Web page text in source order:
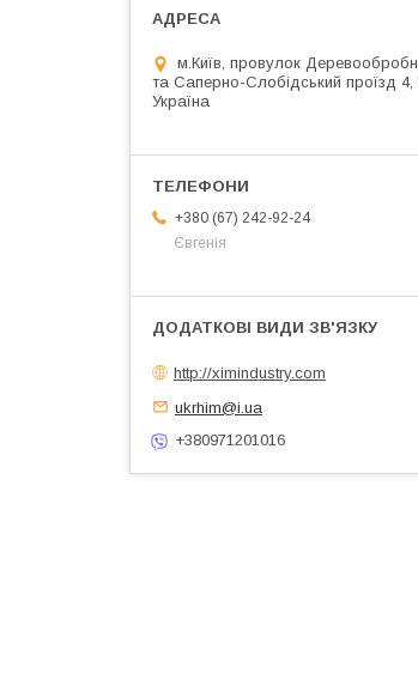
м.Київ, провулок
та Саперно-Слобідський проїзд 4,
Україна
+380 (67) 242-92-24
Євгенія
http://ximindustry.com
ukrhim@i.ua
+380971201016